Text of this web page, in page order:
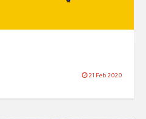
21 Feb 2020